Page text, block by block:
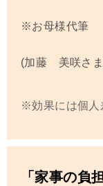
※お母様代筆
(加藤 美咲さ
※効果には個人
「家事の負